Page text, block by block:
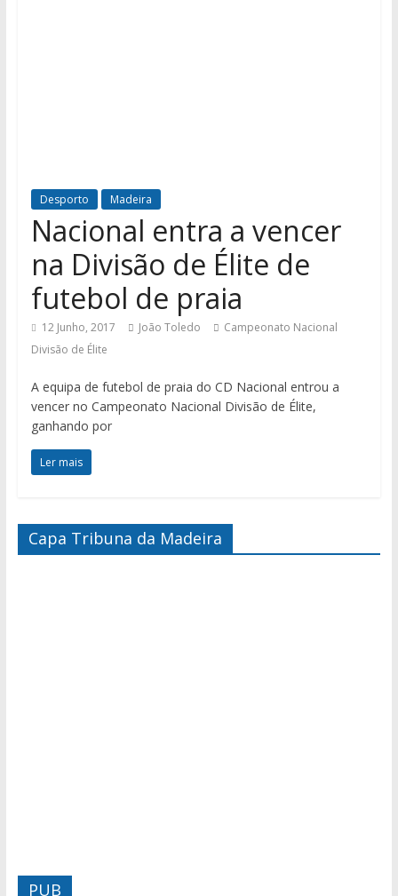
Desporto Madeira
Nacional entra a vencer
na Divisão de Élite de
futebol de praia
12 Junho, 2017 João Toledo
Campeonato Nacional
Divisão de Élite
A equipa de futebol de praia do CD Nacional entrou a
vencer no Campeonato Nacional Divisão de Élite,
ganhando por
Ler mais
Capa Tribuna da Madeira
PUB